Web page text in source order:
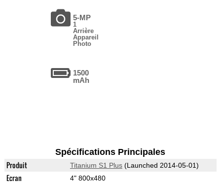
5-MP
1
Arrière
Appareil
Photo
1500
mAh
Spécifications Principales
Produit Titanium S1 Plus(Launched 2014-05-01)
Ecran 4" 800x480